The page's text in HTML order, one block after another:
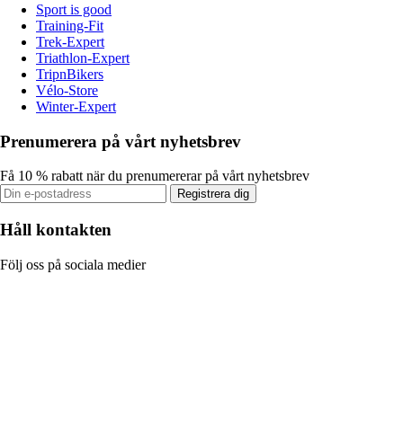
Sport is good
Training-Fit
Trek-Expert
Triathlon-Expert
TripnBikers
Vélo-Store
Winter-Expert
Prenumerera på vårt nyhetsbrev
Få 10 % rabatt när du prenumererar på vårt nyhetsbrev
Registrera dig
Håll kontakten
Följ oss på sociala medier